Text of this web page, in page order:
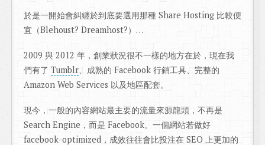
於是一開始會糾纏於到底要選用那種 Share Hosting 比較便
宜（Blehoust? Dreamhost?）…
2009 與 2012 年，創業狀況很不一樣的地方在於，現在我
們有了 Tumblr 、成熟的 Facebook 行銷工具、完整的
Amazon Web Services 以及地區配套。
現今，一般的內容網站最主要的流量來源龍頭，不再是
Search Engine，而是 Facebook。一個網站若做好
facebook-optimized，成效往往會比投注在 SEO 上更加的